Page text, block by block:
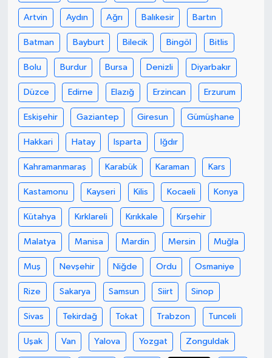
Artvin Aydın Ağrı Balıkesir Bartın
Batman Bayburt Bilecik Bingöl Bitlis
Bolu Burdur Bursa Denizli Diyarbakır
Düzce Edirne Elazığ Erzincan Erzurum
Eskişehir Gaziantep Giresun Gümüşhane
Hakkari Hatay Isparta Iğdır
Kahramanmaraş Karabük Karaman Kars
Kastamonu Kayseri Kilis Kocaeli Konya
Kütahya Kırklareli Kırıkkale Kırşehir
Malatya Manisa Mardin Mersin Muğla
Muş Nevşehir Niğde Ordu Osmaniye
Rize Sakarya Samsun Siirt Sinop
Sivas Tekirdağ Tokat Trabzon Tunceli
Uşak Van Yalova Yozgat Zonguldak
Teknoloji
Yaşam
KAHRAMANMARAŞ